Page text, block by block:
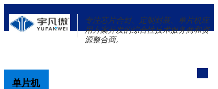
专注芯片合封、定制封装、单片机应
用方案开发的综合性技术服务商和资
源整合商。
单片机